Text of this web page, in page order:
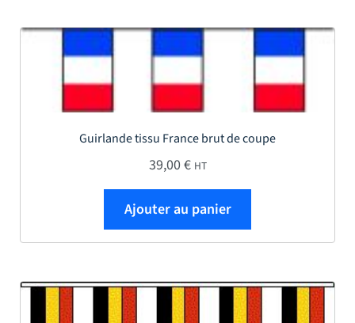
Guirlande tissu France brut de coupe
39,00€ HT
Ajouter au panier